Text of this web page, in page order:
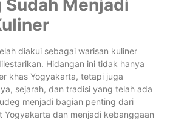
Sudah Menjadi
diakui sebagai warisan kuliner
Hidangan ini tidak hanya
khas Yogyakarta, tetapi juga
sejarah, dan tradisi yang telah ada
menjadi bagian penting dari
Yogyakarta dan menjadi kebanggaan